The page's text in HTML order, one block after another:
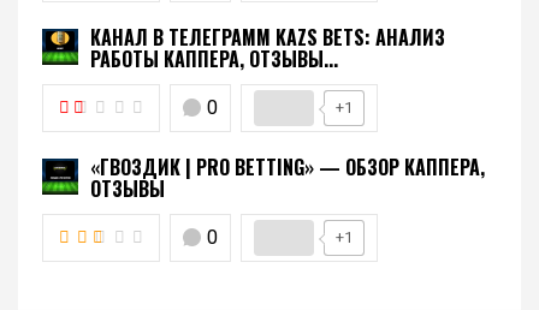
КАНАЛ В ТЕЛЕГРАММ KAZS BETS: АНАЛИЗ
РАБОТЫ КАППЕРА, ОТЗЫВЫ...
0 +1
«ГВОЗДИК | PRO BETTING» — ОБЗОР КАППЕРА,
ОТЗЫВЫ
0 +1